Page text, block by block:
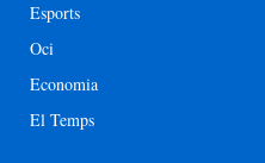
Esports
Oci
Economia
El Temps